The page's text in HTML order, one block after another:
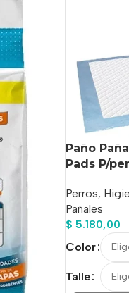
Paño
Pads P/
Perros,
Pañales
$ 5.180,00
Color
Talle